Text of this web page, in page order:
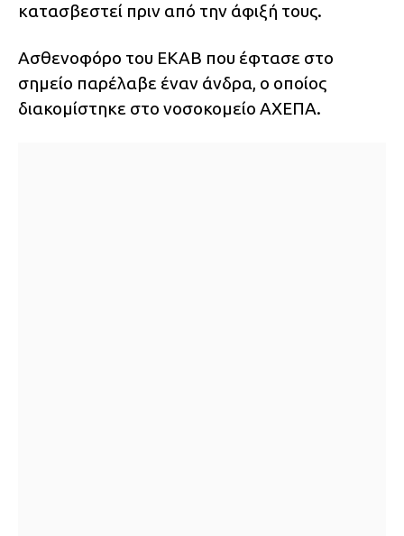
κατασβεστεί πριν από την άφιξή τους.
Ασθενοφόρο του ΕΚΑΒ που έφτασε στο
σημείο παρέλαβε έναν άνδρα, ο οποίος
διακομίστηκε στο νοσοκομείο ΑΧΕΠΑ.